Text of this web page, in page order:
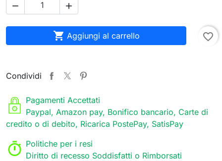
 
 Aggiungi al carrello favorite_border
Condividi
Pagamenti Accettati
Paypal, Amazon pay, Bonifico bancario, Carte di
credito o di debito, Ricarica PostePay, SatisPay
Politiche per i resi
Diritto di recesso Soddisfatti o Rimborsati